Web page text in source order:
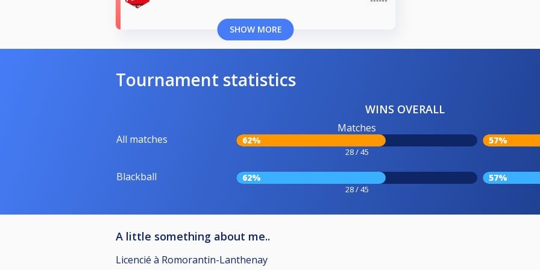
SHOW MORE
Tournament statistics
WINS OVERALL
All matches
Matches
62%
28 / 45
57%
Blackball 62%
28 / 45
57%
A little something about me..
Licencié à Romorantin-Lanthenay